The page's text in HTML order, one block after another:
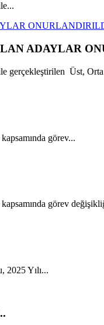
ADAYLAR
gerçekleştirilen Üst,
görev...
görev
2025 Yılı...